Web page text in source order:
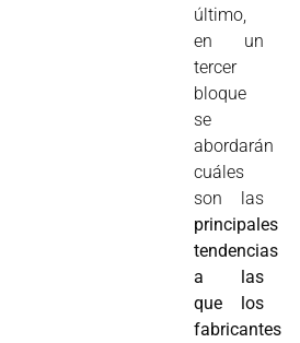
último,
en un
tercer
bloque
se
abordarán
cuáles
son las
principales
tendencias
a las
que los
fabricantes